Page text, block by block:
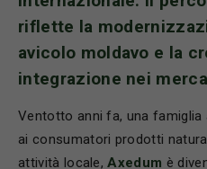
riflette la
avicolo moldavo e la
integrazione nei
Ventotto anni fa, una
ai consumatori prodotti
attività locale,Axedum è